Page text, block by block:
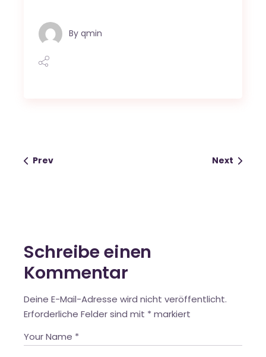
By qmin
Prev Next
Schreibe einen
Kommentar
Deine E-Mail-Adresse wird nicht veröffentlicht.
Erforderliche Felder sind mit * markiert